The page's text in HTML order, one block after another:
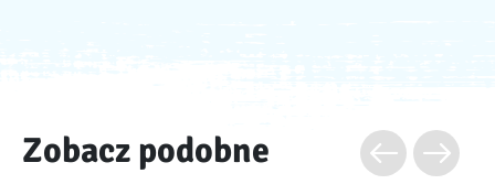
Zobacz podobne